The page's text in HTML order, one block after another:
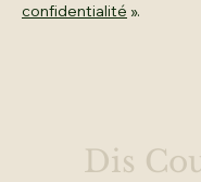
confidentialité ».
Dis